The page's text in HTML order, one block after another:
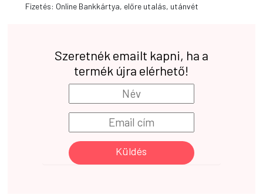
Fizetés: Online Bankkártya, előre utalás, utánvét
Szeretnék emailt kapni, ha a
termék újra elérhető!
Küldés